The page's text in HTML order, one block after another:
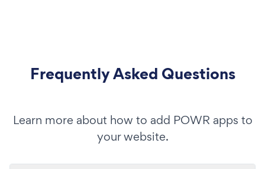
Frequently Asked Questions
Learn more about how to add POWR apps to
your website.